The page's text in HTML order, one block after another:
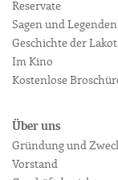
Reservate
Sagen und Legenden
Geschichte der
Im Kino
Kostenlose
Über uns
Gründung und
Vorstand